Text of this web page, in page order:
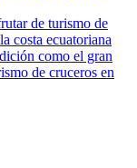
de turismo de
costa ecuatoriana
como el gran
de cruceros en